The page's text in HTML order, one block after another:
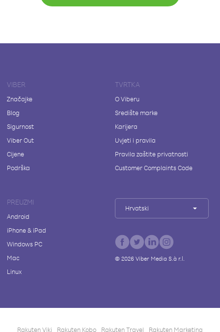
VIBER
Značajke
Blog
Sigurnost
Viber Out
Cijene
Podrška
TVRTKA
O Viberu
Središte marke
Karijera
Uvjeti i pravila
Pravila zaštite privatnosti
Customer Complaints Code
PREUZMI
Android
iPhone & iPad
Windows PC
Mac
Linux
Hrvatski
© 2026Viber Media S.à r.l.
Rakuten Viki Rakuten Kobo Rakuten Travel Rakuten Marketing